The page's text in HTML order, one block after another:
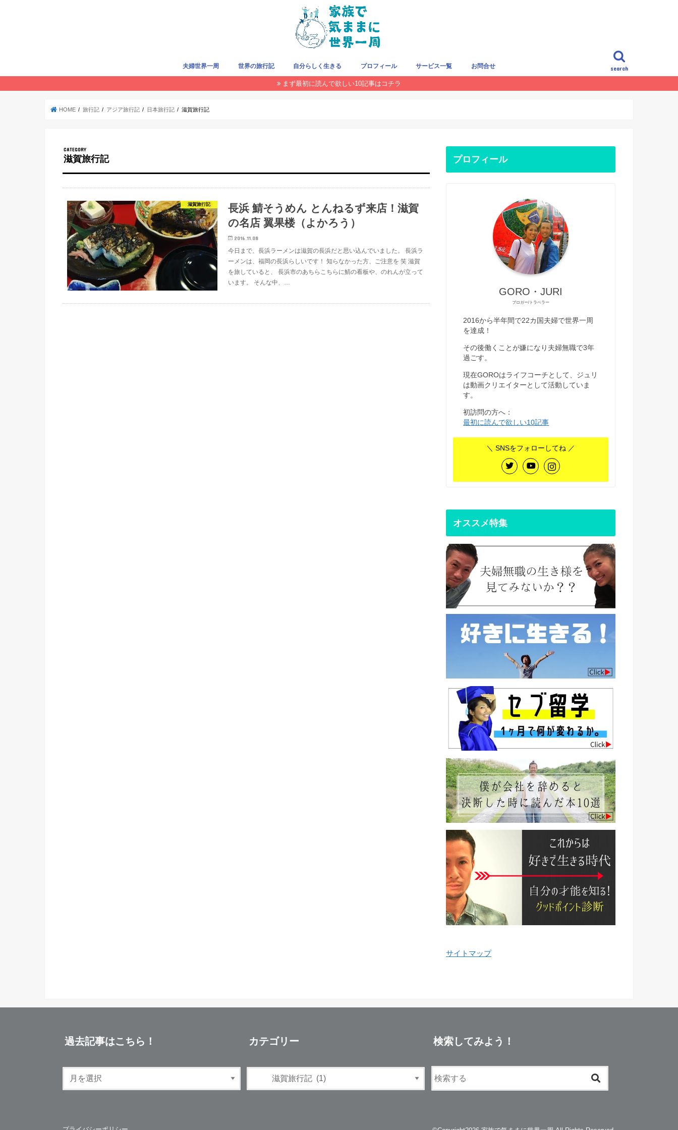
search
夫婦世界一周
旅をお得にする方法
クレジットカード
旅の持ち物
飛行機/LCC
国・地域で探す
世界の旅行記 自分らしく生きる
THIS WEEK
プロフィール サービス一覧 お問合せ
まず最初に読んで欲しい10記事はコチラ
HOME 旅行記 アジア旅行記 日本旅行記 滋賀旅行記
滋賀旅行記
滋賀旅行記
長浜 鯖そうめん とんねるず来店！滋賀
の名店 翼果楼（よかろう）
2016.11.08
今日まで、長浜ラーメンは滋賀の長浜だと思い込んでいました。 長浜ラ
ーメンは、福岡の長浜らしいです！ 知らなかった方、ご注意を 笑 滋賀
を旅していると、 長浜市のあちらこちらに鯖の看板や、のれんが立って
います。 そんな中、…
プロフィール
GORO・JURI
ブロガー/トラベラー
2016から半年間で22カ国夫婦で世界一周
を達成！
その後働くことが嫌になり夫婦無職で3年
過ごす。
現在GOROはライフコーチとして、ジュリ
は動画クリエイターとして活動していま
す。
初訪問の方へ：
最初に読んで欲しい10記事
＼ SNSをフォローしてね ／
オススメ特集
サイトマップ
過去記事はこちら！ カテゴリー 検索してみよう！